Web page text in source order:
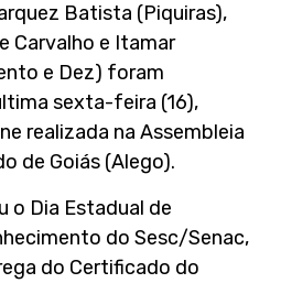
Batista (Piquiras),
Carvalho e Itamar
e Dez) foram
sexta-feira (16),
realizada na Assembleia
de Goiás (Alego).
o Dia Estadual de
do Sesc/Senac,
do Certificado do